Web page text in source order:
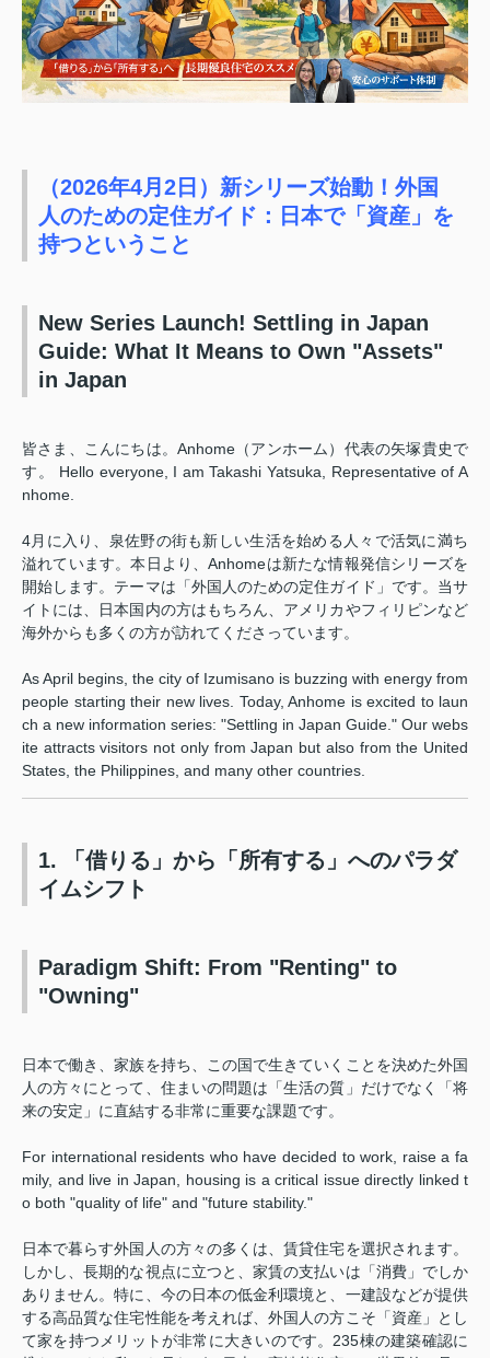
（2026年4月2日）新シリーズ始動！外国
人のための定住ガイド：日本で「資産」を
持つということ
New Series Launch! Settling in Japan
Guide: What It Means to Own "Assets"
in Japan
皆さま、こんにちは。Anhome（アンホーム）代表の矢塚貴史で
す。 Hello everyone, I am Takashi Yatsuka, Representative of A
nhome.
4月に入り、泉佐野の街も新しい生活を始める人々で活気に満ち
溢れています。本日より、Anhomeは新たな情報発信シリーズを
開始します。テーマは「外国人のための定住ガイド」です。当サ
イトには、日本国内の方はもちろん、アメリカやフィリピンなど
海外からも多くの方が訪れてくださっています。
As April begins, the city of Izumisano is buzzing with energy from
people starting their new lives. Today, Anhome is excited to laun
ch a new information series: "Settling in Japan Guide." Our webs
ite attracts visitors not only from Japan but also from the United
States, the Philippines, and many other countries.
1. 「借りる」から「所有する」へのパラダ
イムシフト
Paradigm Shift: From "Renting" to
"Owning"
日本で働き、家族を持ち、この国で生きていくことを決めた外国
人の方々にとって、住まいの問題は「生活の質」だけでなく「将
来の安定」に直結する非常に重要な課題です。
For international residents who have decided to work, raise a fa
mily, and live in Japan, housing is a critical issue directly linked t
o both "quality of life" and "future stability."
日本で暮らす外国人の方々の多くは、賃貸住宅を選択されます。
しかし、長期的な視点に立つと、家賃の支払いは「消費」でしか
ありません。特に、今の日本の低金利環境と、一建設などが提供
する高品質な住宅性能を考えれば、外国人の方こそ「資産」とし
て家を持つメリットが非常に大きいのです。235棟の建築確認に